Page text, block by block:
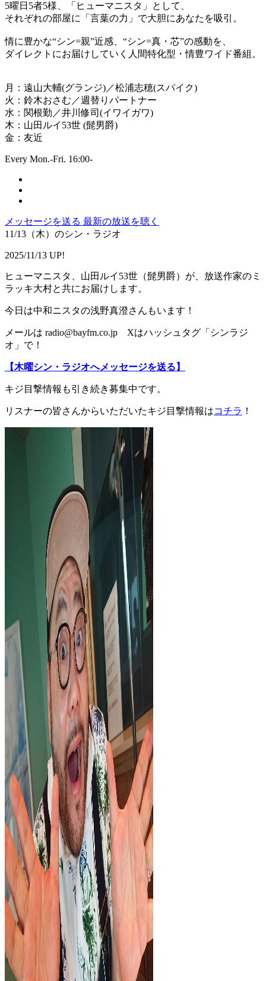
5曜日5者5様、「ヒューマニスタ」として、
それぞれの部屋に「言葉の力」で大胆にあなたを吸引。
情に豊かな“シン=親”近感、“シン=真・芯”の感動を、
ダイレクトにお届けしていく人間特化型・情豊ワイド番組。
月：遠山大輔(グランジ)／松浦志穂(スパイク)
火：鈴木おさむ／週替りパートナー
水：関根勤／井川修司(イワイガワ)
木：山田ルイ53世 (髭男爵)
金：友近
Every Mon.-Fri. 16:00-
メッセージを送る 最新の放送を聴く
11/13（木）のシン・ラジオ
2025/11/13 UP!
ヒューマニスタ、山田ルイ53世（髭男爵）が、放送作家のミ
ラッキ大村と共にお届けします。
今日は中和ニスタの浅野真澄さんもいます！
メールは radio@bayfm.co.jp Xはハッシュタグ「シンラジ
オ」で！
【木曜シン・ラジオへメッセージを送る】
キジ目撃情報も引き続き募集中です。
リスナーの皆さんからいただいたキジ目撃情報はコチラ ！